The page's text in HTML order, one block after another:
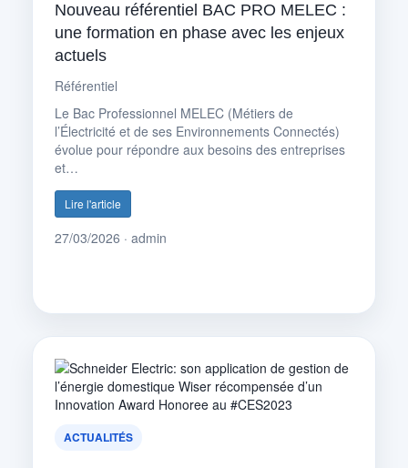
Nouveau référentiel BAC PRO MELEC :
une formation en phase avec les enjeux
actuels
Référentiel
Le Bac Professionnel MELEC (Métiers de
l’Électricité et de ses Environnements Connectés)
évolue pour répondre aux besoins des entreprises
et…
Lire l'article
27/03/2026 · admin
ACTUALITÉS